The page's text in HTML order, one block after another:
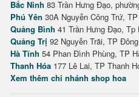
Bắc Ninh 83 Trần Hưng Đạo,
Phú Yên 30A Nguyễn Công Trứ,
Quảng Bình 41 Trần Hưng Đạo, Tp
Quảng Trị 92 Nguyễn Trãi, TP
Hà Tĩnh 54 Phan Đình Phùng, TP
Thanh Hóa 177 Lê Lai, TP Thanh
Xem thêm chi nhánh shop hoa